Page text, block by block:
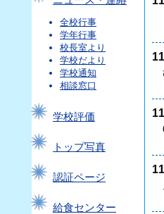
全校行事
学年行事
校長室より
学校だより
学校通知
相談窓口
学校評価
トップ写真
認証ページ
給食センター